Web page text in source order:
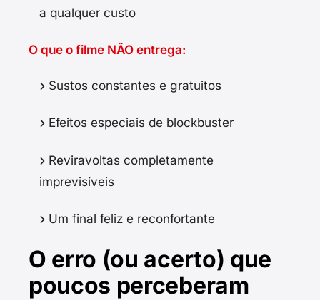
a qualquer custo
O que o filme NÃO entrega:
Sustos constantes e gratuitos
Efeitos especiais de blockbuster
Reviravoltas completamente
imprevisíveis
Um final feliz e reconfortante
O erro (ou acerto) que
poucos perceberam